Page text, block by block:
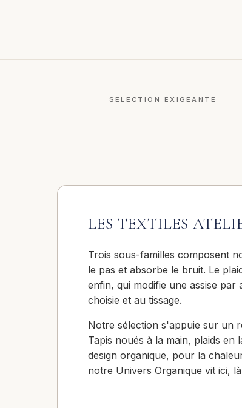
SÉLECTION EXIGEANTE
LES TEXTILES
Trois sous-familles composent
le pas et absorbe le bruit. Le
enfin, qui modifie une assise
choisie et au tissage.
Notre sélection s'appuie sur un
Tapis noués à la main, plaids
design organique, pour la
notre Univers Organique vit ici,